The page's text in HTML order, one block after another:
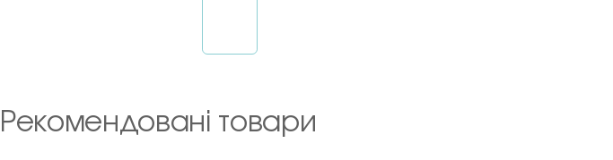
Рекомендовані товари